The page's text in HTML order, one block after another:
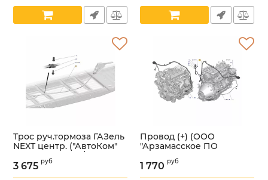
Оригинал) /
А68R52.3724302/
Трос руч.тормоза ГАЗель
NEXT центр. ("АвтоКом"
ГАЗ Оригинал) /
А65R3Е-3508068/
Артикул: УТ000005940
3 675 руб
Провод (+) (ООО
"Арзамасское ПО
Автопровод" ГАЗ
Оригинал) /
1 770 руб